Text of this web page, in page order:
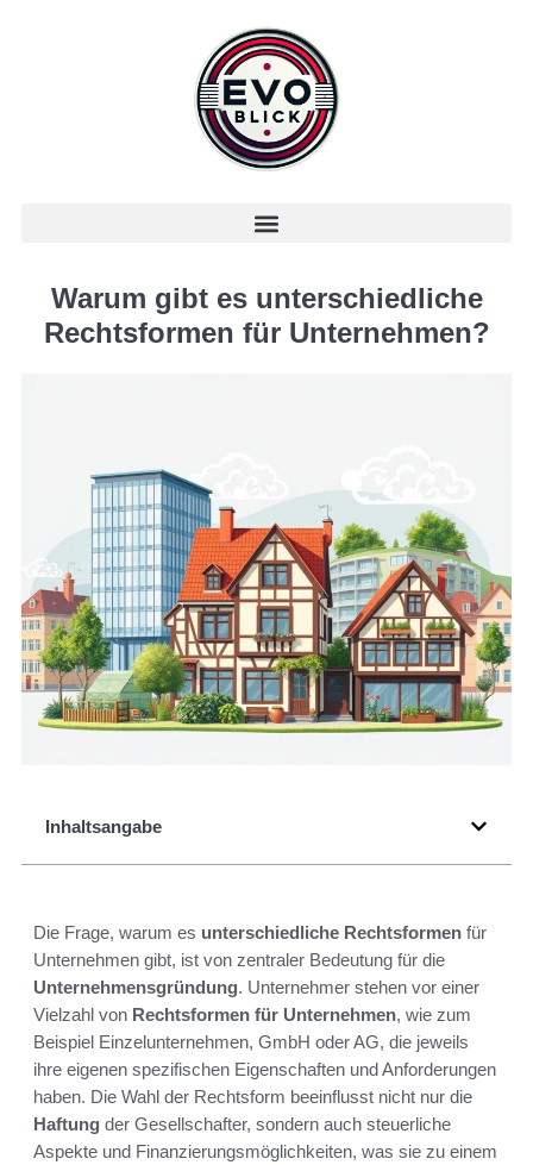
Warum gibt es unterschiedliche
Rechtsformen für Unternehmen?
Inhaltsangabe
Die Frage, warum es unterschiedliche Rechtsformen für
Unternehmen gibt, ist von zentraler Bedeutung für die
Unternehmensgründung. Unternehmer stehen vor einer
Vielzahl von Rechtsformen für Unternehmen, wie zum
Beispiel Einzelunternehmen, GmbH oder AG, die jeweils
ihre eigenen spezifischen Eigenschaften und Anforderungen
haben. Die Wahl der Rechtsform beeinflusst nicht nur die
Haftung der Gesellschafter, sondern auch steuerliche
Aspekte und Finanzierungsmöglichkeiten, was sie zu einem